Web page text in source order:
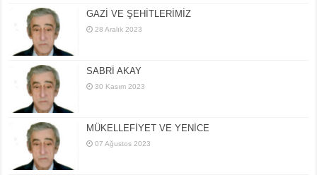
GAZİ VE ŞEHİTLERİMİZ
28 Aralık 2023
SABRİ AKAY
30 Kasım 2023
MÜKELLEFİYET VE YENİCE
07 Ağustos 2023